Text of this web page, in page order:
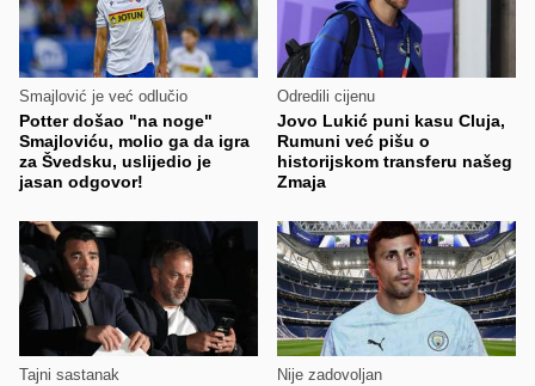
Smajlović je već odlučio
Potter došao "na noge"
Smajloviću, molio ga da igra
za Švedsku, uslijedio je
jasan odgovor!
Odredili cijenu
Jovo Lukić puni kasu Cluja,
Rumuni već pišu o
historijskom transferu našeg
Zmaja
Tajni sastanak Nije zadovoljan